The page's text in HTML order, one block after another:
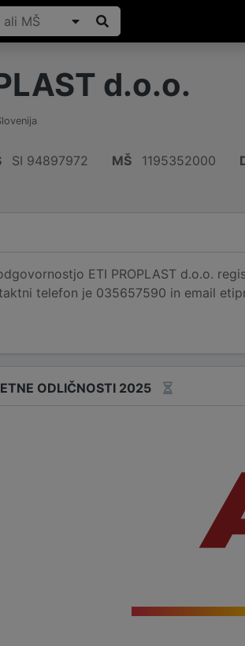
d.o.o.
SI 94897972 MŠ 1195352000
ETI PROPLAST d.o.o.
telefon je 035657590 in email
ODLIČNOSTI 2025